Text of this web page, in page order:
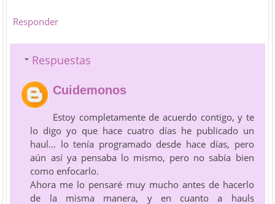
Responder
Respuestas
Cuidemonos
Estoy completamente de acuerdo contigo, y te
lo digo yo que hace cuatro días he publicado un
haul... lo tenía programado desde hace días, pero
aún así ya pensaba lo mismo, pero no sabía bien
como enfocarlo.
Ahora me lo pensaré muy mucho antes de hacerlo
de la misma manera, y en cuanto a hauls